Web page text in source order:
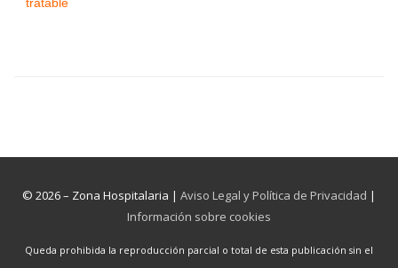
© 2026 – Zona Hospitalaria | Aviso Legal y Política de Privacidad |
Información sobre cookies
Queda prohibida la reproducción parcial o total de esta publicación sin el